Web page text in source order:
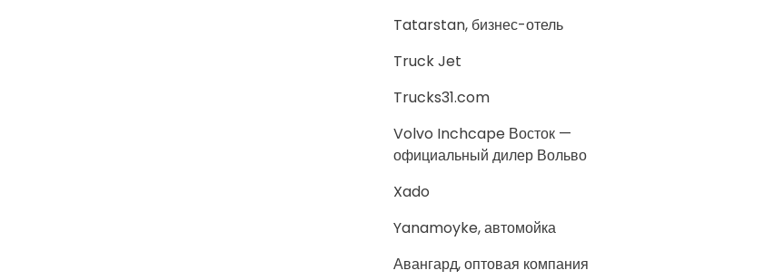
Tatarstan, бизнес-отель
Truck Jet
Trucks31.com
Volvo Inchcape Восток —
официальный дилер Вольво
Xado
Yanamoyke, автомойка
Авангард, оптовая компания